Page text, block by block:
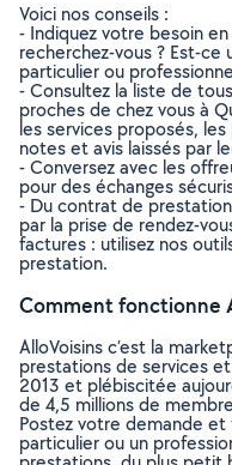
Voici nos conseils :
- Indiquez votre besoin
recherchez-vous ? Est-
particulier ou
- Consultez la liste de
proches de chez vous à
les services proposés,
notes et avis laissés par
- Conversez avec les
pour des échanges
- Du contrat de
par la prise de rendez-
factures : utilisez nos
prestation.
Comment fonctionne
AlloVoisins c’est la
prestations de services
2013 et plébiscitée
de 4,5 millions de
Postez votre demande
particulier ou un